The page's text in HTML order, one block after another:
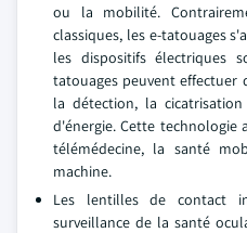
ou la mobilité.
classiques, les e-tatouages
les dispositifs électriques
tatouages peuvent effectuer
la détection, la
d'énergie. Cette
télémédecine, la santé
machine.
Les lentilles de contact
surveillance de la santé